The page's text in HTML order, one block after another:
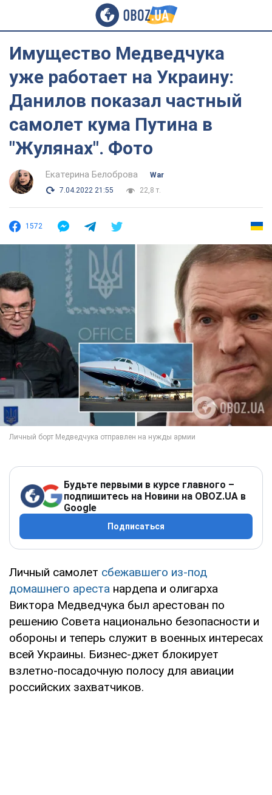
Имущество Медведчука
уже работает на Украину:
Данилов показал частный
самолет кума Путина в
"Жулянах". Фото
Екатерина Белоброва
War
7.04.2022 21:55
22,8 т.
1572
Будьте первыми в курсе главного –
подпишитесь на Новини на OBOZ.UA в
Google
Подписаться
Личный самолет сбежавшего из-под
домашнего ареста нардепа и олигарха
Виктора Медведчука был арестован по
решению Совета национально безопасности и
обороны и теперь служит в военных интересах
всей Украины. Бизнес-джет блокирует
взлетно-посадочную полосу для авиации
российских захватчиков.